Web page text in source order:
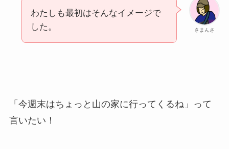
さまんさ
わたしも最初はそんなイメージで
した。
「今週末はちょっと山の家に行ってくるね」って
言いたい！